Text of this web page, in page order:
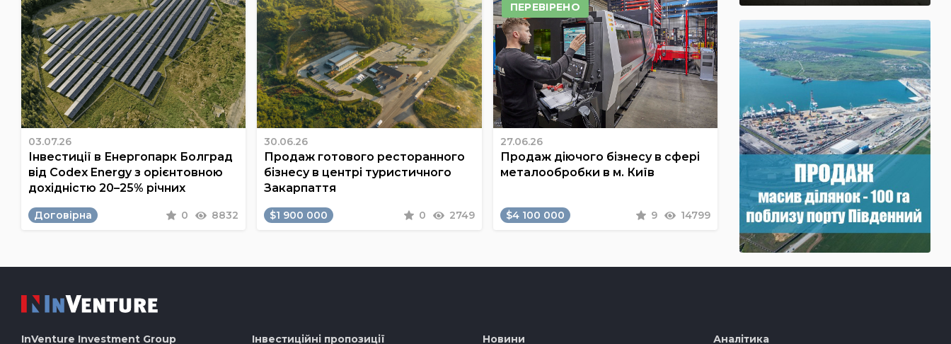
03.07.26
Інвестиції в Енергопарк Болград
від Codex Energy з орієнтовною
дохідністю 20–25% річних
Договірна 0 8832
30.06.26
Продаж готового ресторанного
бізнесу в центрі туристичного
Закарпаття
$1 900 000 0 2749
ПЕРЕВІРЕНО
27.06.26
Продаж діючого бізнесу в сфері
металообробки в м. Київ
$4 100 000 9 14799
InVenture Investment Group Інвестиційні пропозиції Новини Аналітика